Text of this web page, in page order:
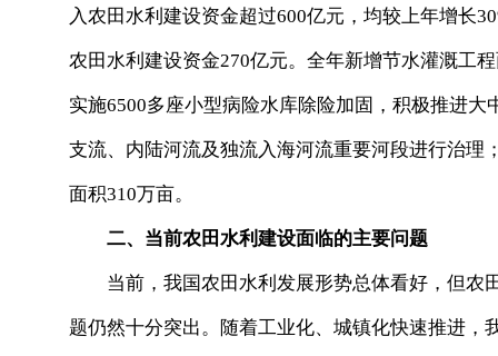
入农田水利建设资金超过600亿元，均较上年增长
农田水利建设资金270亿元。全年新增节水灌溉工
实施6500多座小型病险水库除险加固，积极推进
支流、内陆河流及独流入海河流重要河段进行治理
面积310万亩。
二、当前农田水利建设面临的主要问题
当前，我国农田水利发展形势总体看好，但农
题仍然十分突出。随着工业化、城镇化快速推进